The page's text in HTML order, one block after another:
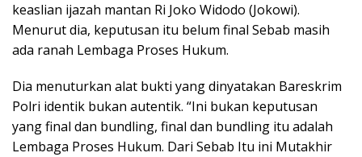
keaslian ijazah mantan Ri Joko Widodo (Jokowi).
Menurut dia, keputusan itu belum final Sebab masih
ada ranah Lembaga Proses Hukum.
Dia menuturkan alat bukti yang dinyatakan Bareskrim
Polri identik bukan autentik. “Ini bukan keputusan
yang final dan bundling, final dan bundling itu adalah
Lembaga Proses Hukum. Dari Sebab Itu ini Mutakhir